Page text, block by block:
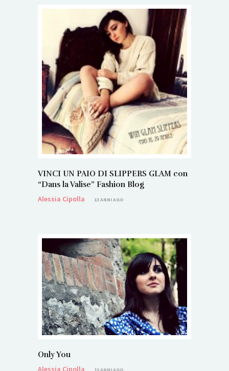
VINCI UN PAIO DI SLIPPERS GLAM con
“Dans la Valise” Fashion Blog
Alessia Cipolla
13 ANNI AGO
Only You
Alessia Cipolla